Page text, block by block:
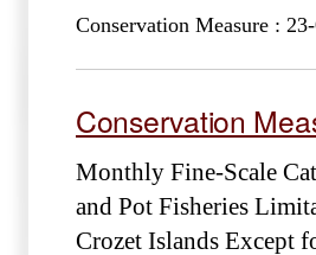
Conservation Measure :
Conservation
Monthly Fine-Scale
and Pot Fisheries
Crozet Islands Except